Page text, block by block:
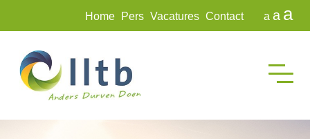
Home Pers Vacatures Contact a a a